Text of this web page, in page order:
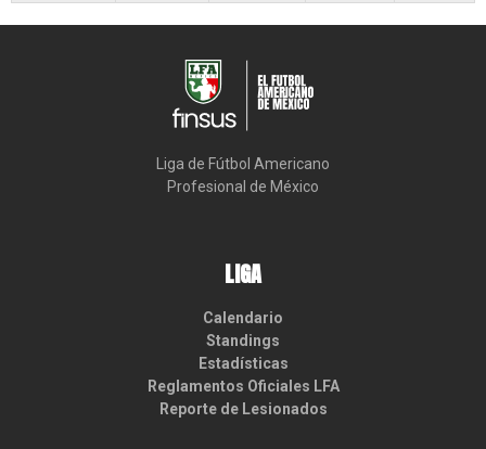
Liga de Fútbol Americano
Profesional de México
LIGA
Calendario
Standings
Estadísticas
Reglamentos Oficiales LFA
Reporte de Lesionados